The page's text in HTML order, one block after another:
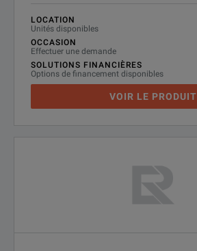
LOCATION
Unités disponibles
OCCASION
Effectuer une demande
SOLUTIONS FINANCIÈRES
Options de financement disponibles
VOIR LE PRODUIT